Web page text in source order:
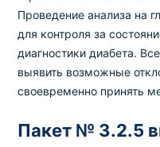
Проведение анализа на
для контроля за
диагностики диабета.
выявить возможные
своевременно принять
Пакет № 3.2.5